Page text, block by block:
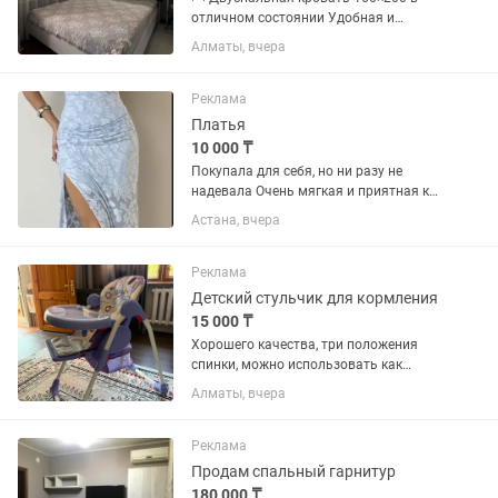
отличном состоянии Удобная и
стильная кровать, аккуратно
использовалась, без скрипов и
комфортного сна и уютной спальни. 🔹
Прочный...
Алматы, вчера
Реклама
Платья
10 000 ₸
Покупала для себя, но ни разу не
надевала Очень мягкая и приятная к
телу ткань ✨
Астана, вчера
Реклама
Детский стульчик для кормления
15 000 ₸
Хорошего качества, три положения
спинки, можно использовать как
помощник для мамы пока ребенок еще
не научился держать спинку в
и моется в ручную либо можно снять...
Алматы, вчера
Реклама
Продам спальный гарнитур